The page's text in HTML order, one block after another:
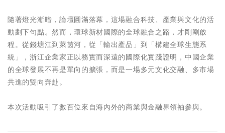
隨著燈光漸暗，論壇圓滿落幕，這場融合科技、產業與文化的活
動劃下句點。然而，環球新材國際的全球融合之路，才剛剛啟
程。從錢塘江到萊茵河，從「輸出產品」到「構建全球生態系
統」，浙江企業家正以務實而深遠的國際化實踐證明，中國企業
的全球發展不再是單向的擴張，而是一場多元文化交融、多市場
共進的雙向奔赴。
本次活動吸引了數百位來自海內外的商業與金融界領袖參與。